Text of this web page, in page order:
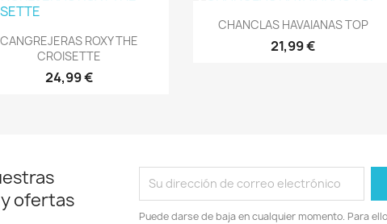
Vista rápida
CANGREJERAS ROXY THE
CROISETTE
24,99 €
 Vista rápida
CHANCLAS HAVAIANAS TOP
21,99 €
ofertas
Puede darse de baja en cualquier momento. Para